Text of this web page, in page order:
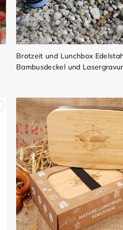
Brotzeit und Lunchbox
Bambusdeckel und Lasergravur